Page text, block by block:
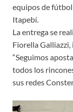
equipos de
Itapebí.
La entrega se
Fiorella
“Seguimos
todos los
sus redes